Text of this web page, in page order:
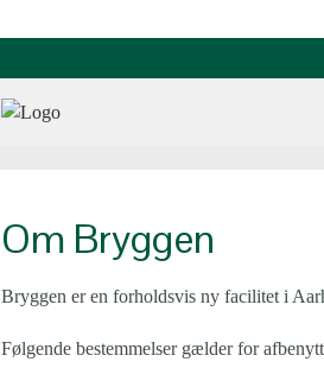
Om Bryggen
Bryggen er en forholdsvis ny facilitet i
Følgende bestemmelser gælder for